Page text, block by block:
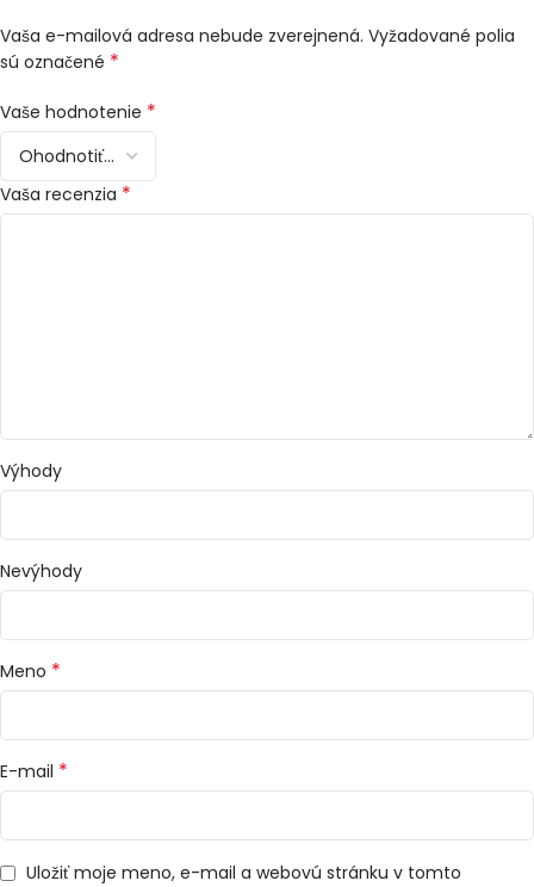
Vaša e-mailová adresa nebude zverejnená. Vyžadované polia
sú označené *
Vaše hodnotenie *
Vaša recenzia *
Výhody
Nevýhody
Meno *
E-mail *
Uložiť moje meno, e-mail a webovú stránku v tomto